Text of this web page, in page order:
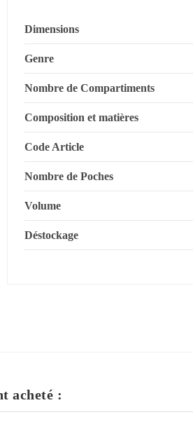
Dimensions
Genre
Nombre de Compartiments
Composition et matières
Code Article
Nombre de Poches
Volume
Déstockage
acheté :